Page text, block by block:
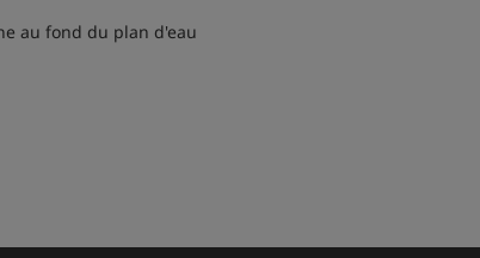
au fond du plan d'eau